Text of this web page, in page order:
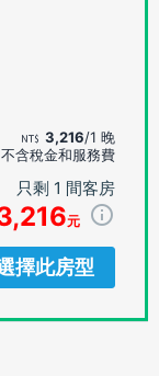
3,216/1 晚
不含稅金和服務費
只剩 1 間客房
元
擇此房型